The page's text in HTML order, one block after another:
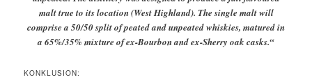
malt true to its location (West Highland). The single malt will
comprise a 50/50 split of peated and unpeated whiskies, matured in
a 65%/35% mixture of ex-Bourbon and ex-Sherry oak casks.“
KONKLUSION: